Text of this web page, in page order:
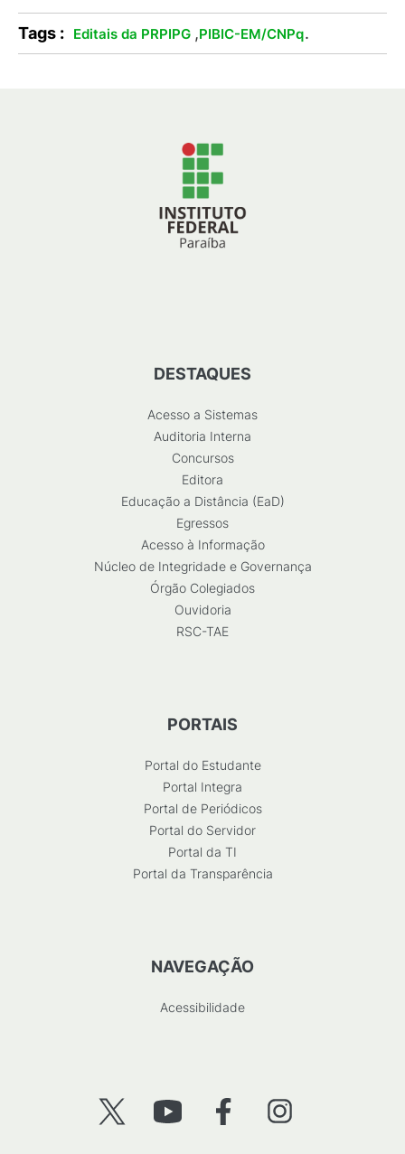
Tags : Editais da PRPIPG ,PIBIC-EM/CNPq.
DESTAQUES
Acesso a Sistemas
Auditoria Interna
Concursos
Editora
Educação a Distância (EaD)
Egressos
Acesso à Informação
Núcleo de Integridade e Governança
Órgão Colegiados
Ouvidoria
RSC-TAE
PORTAIS
Portal do Estudante
Portal Integra
Portal de Periódicos
Portal do Servidor
Portal da TI
Portal da Transparência
NAVEGAÇÃO
Acessibilidade